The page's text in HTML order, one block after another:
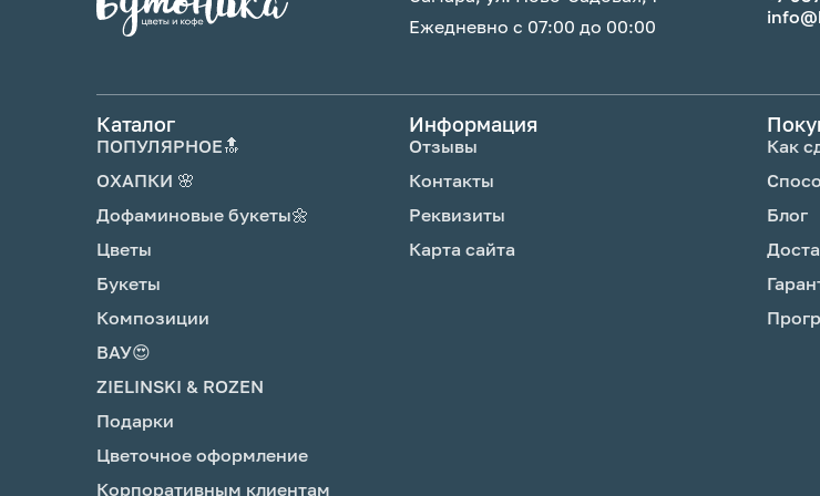
нож.
6 .Опусти стебли цветов в воду в течение 30 секунд
7. Поставь вазу с цветами в прохладном месте. Не
оставляй под прямыми солнечными лучами, у
источников тепла, рядом с фруктами, на сквозняках, не
переохлаждай.
8. Каждый день промывай вазу моющим средством,
наливай чистую прохладную воду и обновляй срез. На 2-
3 день добавь подкормку для цветов, которую получил с
букетом.
Ежедневно с 07:00 до 00:00
Каталог
ПОПУЛЯРНОЕ🔝
ОХАПКИ 🌸
Дофаминовые букеты🌼
Цветы
Букеты
Композиции
ВАУ😍
ZIELINSKI & ROZEN
Подарки
Цветочное оформление
Корпоративным клиентам
Информация
Отзывы
Контакты
Реквизиты
Карта сайта
Как
Блог